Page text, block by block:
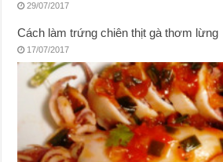
29/07/2017
Cách làm trứng chiên thịt gà thơm lừng
17/07/2017